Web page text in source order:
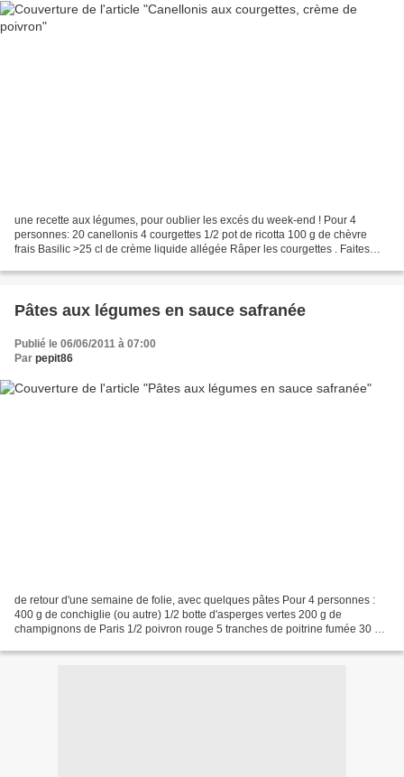
une recette aux légumes, pour oublier les excés du week-end ! Pour 4
personnes: 20 canellonis 4 courgettes 1/2 pot de ricotta 100 g de chèvre
frais Basilic >25 cl de crème liquide allégée Râper les courgettes . Faites
Pâtes aux légumes en sauce safranée
Publié le 06/06/2011 à 07:00
Par pepit86
de retour d'une semaine de folie, avec quelques pâtes Pour 4 personnes :
400 g de conchiglie (ou autre) 1/2 botte d'asperges vertes 200 g de
champignons de Paris 1/2 poivron rouge 5 tranches de poitrine fumée 30 cl